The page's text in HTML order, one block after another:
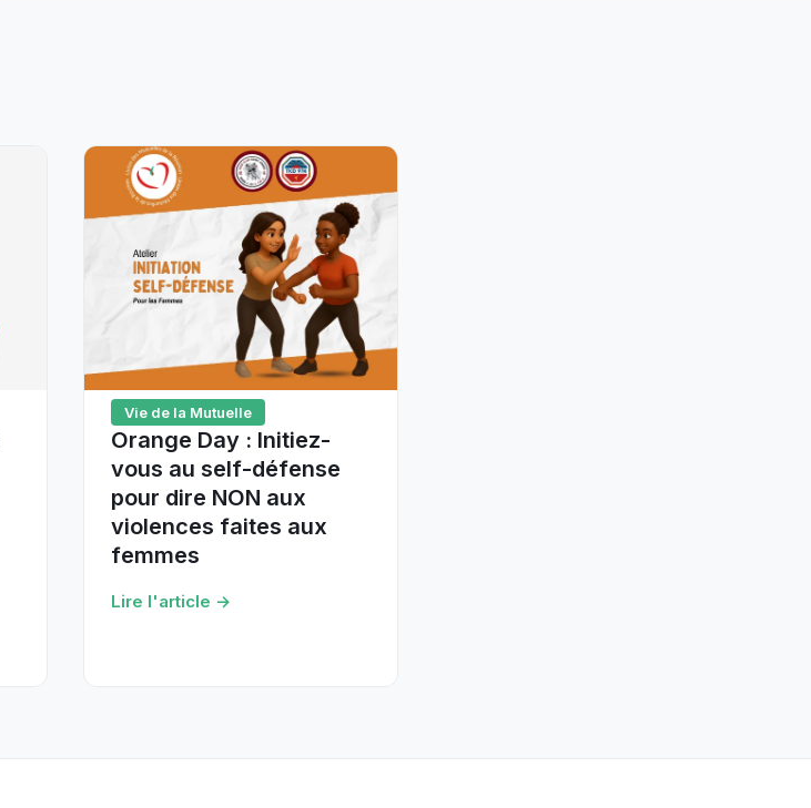
Vie de la Mutuelle
Orange Day : Initiez-
vous au self-défense
pour dire NON aux
violences faites aux
femmes
Lire l'article →